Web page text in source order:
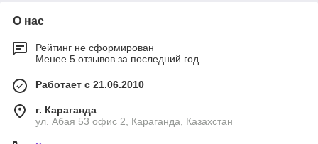
О нас
Рейтинг не сформирован
Менее 5 отзывов за последний год
Работает с 21.06.2010
г. Караганда
ул. Абая 53 офис 2, Караганда, Казахстан